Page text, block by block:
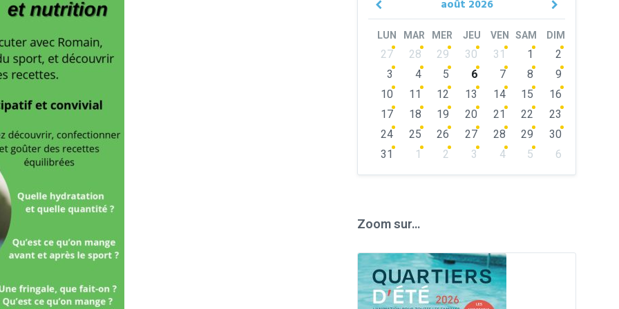
août 2026
Previous
Next
LUN MAR MER JEU VEN SAM DIM
Skip
calendar
days
27 28 29 30 31 1
2
3
4 5 6 7 8
9
10
11 12 13 14 15
16
17
18 19 20 21 22
23
24
25 26 27 28 29
30
31
1 2 3 4 5
6
Zoom sur…